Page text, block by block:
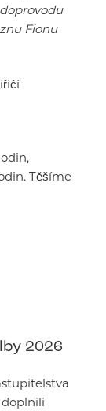
Fionu
Těšíme
2026
doplnili